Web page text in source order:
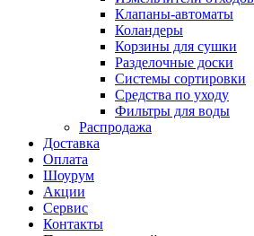
Клапаны-автоматы
Коландеры
Корзины для сушки
Разделочные доски
Системы сортировки
Средства по уходу
Фильтры для воды
Распродажа
Доставка
Оплата
Шоурум
Акции
Сервис
Контакты